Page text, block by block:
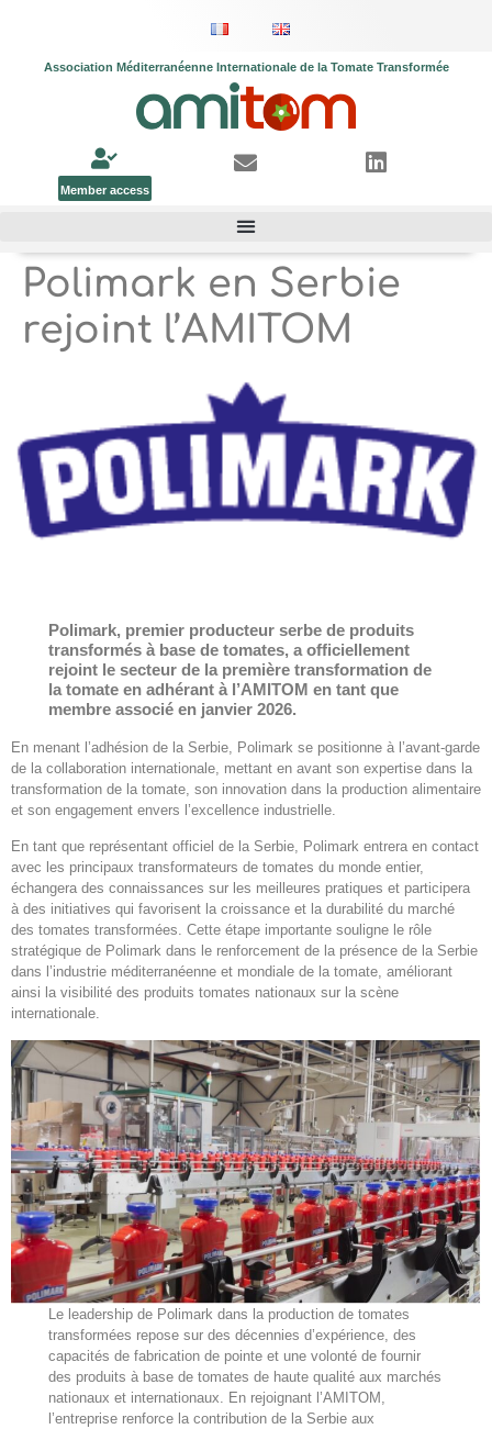
Association Méditerranéenne Internationale de la Tomate Transformée
Member access
Polimark en Serbie
rejoint l’AMITOM
Polimark, premier producteur serbe de produits
transformés à base de tomates, a officiellement
rejoint le secteur de la première transformation de
la tomate en adhérant à l’AMITOM en tant que
membre associé en janvier 2026.
En menant l’adhésion de la Serbie, Polimark se positionne à l’avant-garde
de la collaboration internationale, mettant en avant son expertise dans la
transformation de la tomate, son innovation dans la production alimentaire
et son engagement envers l’excellence industrielle.
En tant que représentant officiel de la Serbie, Polimark entrera en contact
avec les principaux transformateurs de tomates du monde entier,
échangera des connaissances sur les meilleures pratiques et participera
à des initiatives qui favorisent la croissance et la durabilité du marché
des tomates transformées. Cette étape importante souligne le rôle
stratégique de Polimark dans le renforcement de la présence de la Serbie
dans l’industrie méditerranéenne et mondiale de la tomate, améliorant
ainsi la visibilité des produits tomates nationaux sur la scène
internationale.
Le leadership de Polimark dans la production de tomates
transformées repose sur des décennies d’expérience, des
capacités de fabrication de pointe et une volonté de fournir
des produits à base de tomates de haute qualité aux marchés
nationaux et internationaux. En rejoignant l’AMITOM,
l’entreprise renforce la contribution de la Serbie aux